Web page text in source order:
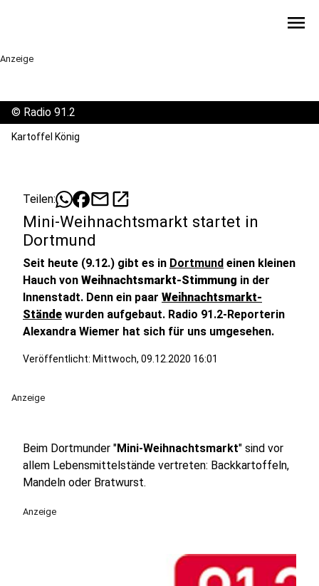
menu
Anzeige
© Radio 91.2
Kartoffel König
Teilen: mailopen_in_new
Mini-Weihnachtsmarkt startet in
Dortmund
Seit heute (9.12.) gibt es in Dortmund einen kleinen
Hauch von Weihnachtsmarkt-Stimmung in der
Innenstadt. Denn ein paar Weihnachtsmarkt-
Stände wurden aufgebaut. Radio 91.2-Reporterin
Alexandra Wiemer hat sich für uns umgesehen.
Veröffentlicht: Mittwoch, 09.12.2020 16:01
Anzeige
Beim Dortmunder "Mini-Weihnachtsmarkt" sind vor
allem Lebensmittelstände vertreten: Backkartoffeln,
Mandeln oder Bratwurst.
Anzeige